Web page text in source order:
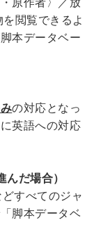
原作者〉／放
閲覧できるよ
本データベー
の対応となっ
英語への対応
んだ場合）
すべてのジャ
脚本データベ